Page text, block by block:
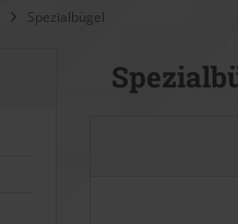
Spezialbügel